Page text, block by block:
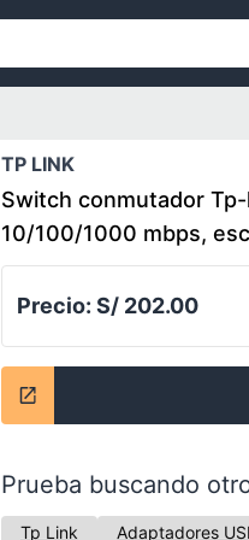
TP LINK
Switch conmutador
10/100/1000 mbps,
Precio: S/ 202.00
Prueba buscando
Tp Link Adaptadores